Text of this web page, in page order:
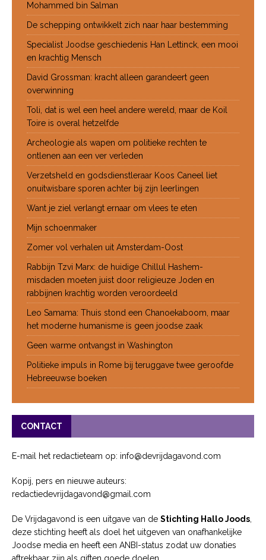
Mohammed bin Salman
De schepping ontwikkelt zich naar haar bestemming
Specialist Joodse geschiedenis Han Lettinck, een mooi
en krachtig Mensch
David Grossman: kracht alleen garandeert geen
overwinning
Toli, dat is wel een heel andere wereld, maar de Koil
Toire is overal hetzelfde
Archeologie als wapen om politieke rechten te
ontlenen aan een ver verleden
Verzetsheld en godsdienstleraar Koos Caneel liet
onuitwisbare sporen achter bij zijn leerlingen
Want je ziel verlangt ernaar om vlees te eten
Mijn schoenmaker
Zomer vol verhalen uit Amsterdam-Oost
Rabbijn Tzvi Marx: de huidige Chillul Hashem-
misdaden moeten juist door religieuze Joden en
rabbijnen krachtig worden veroordeeld
Leo Samama: Thuis stond een Chanoekaboom, maar
het moderne humanisme is geen joodse zaak
Geen warme ontvangst in Washington
Politieke impuls in Rome bij teruggave twee geroofde
Hebreeuwse boeken
CONTACT
E-mail het redactieteam op: info@devrijdagavond.com
Kopij, pers en nieuwe auteurs:
redactiedevrijdagavond@gmail.com
De Vrijdagavond is een uitgave van de Stichting Hallo Joods
deze stichting heeft als doel het uitgeven van onafhankelijke
Joodse media en heeft een ANBI-status zodat uw donaties